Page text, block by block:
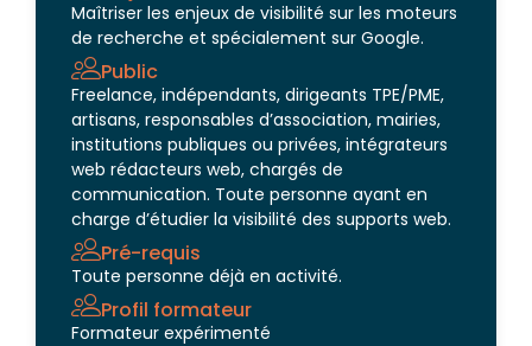
Maîtriser les enjeux de visibilité sur les moteurs
de recherche et spécialement sur Google.
Public
Freelance, indépendants, dirigeants TPE/PME,
artisans, responsables d’association, mairies,
institutions publiques ou privées, intégrateurs
web rédacteurs web, chargés de
communication. Toute personne ayant en
charge d’étudier la visibilité des supports web.
Pré-requis
Toute personne déjà en activité.
Profil formateur
Formateur expérimenté